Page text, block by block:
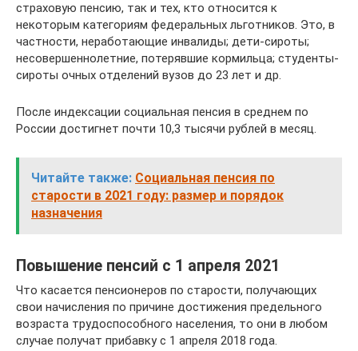
страховую пенсию, так и тех, кто относится к
некоторым категориям федеральных льготников. Это, в
частности, неработающие инвалиды; дети-сироты;
несовершеннолетние, потерявшие кормильца; студенты-
сироты очных отделений вузов до 23 лет и др.
После индексации социальная пенсия в среднем по
России достигнет почти 10,3 тысячи рублей в месяц.
Читайте также: Социальная пенсия по
старости в 2021 году: размер и порядок
назначения
Повышение пенсий с 1 апреля 2021
Что касается пенсионеров по старости, получающих
свои начисления по причине достижения предельного
возраста трудоспособного населения, то они в любом
случае получат прибавку с 1 апреля 2018 года.